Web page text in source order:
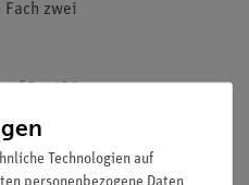
zwei
x 60 x 129
Technologien auf
personenbezogene Daten